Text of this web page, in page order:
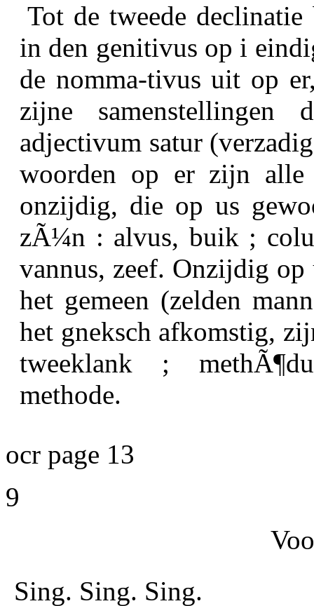
Tot de tweede
in den genitivus op i
de nomma-tivus uit op
zijne samenstellingen
adjectivum satur
woorden op erzijn alle
onzijdig, die op us
zÃ¼n : alvus, buik ;
vannus, zeef. Onzijdig
het gemeen (zelden
het gneksch afkomstig,
tweeklank ;
methode.
ocr page 13
9
Sing. Sing. Sing.